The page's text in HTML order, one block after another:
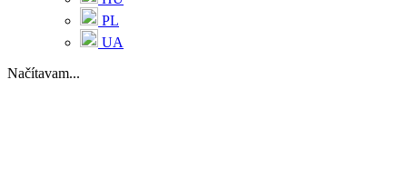
PL
UA
Načítavam...